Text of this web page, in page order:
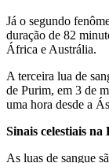
Já o segundo
duração de 82
África e Austrália.
A terceira lua de
de Purim, em 3 de
uma hora desde a
Sinais celestiais
As luas de sangue